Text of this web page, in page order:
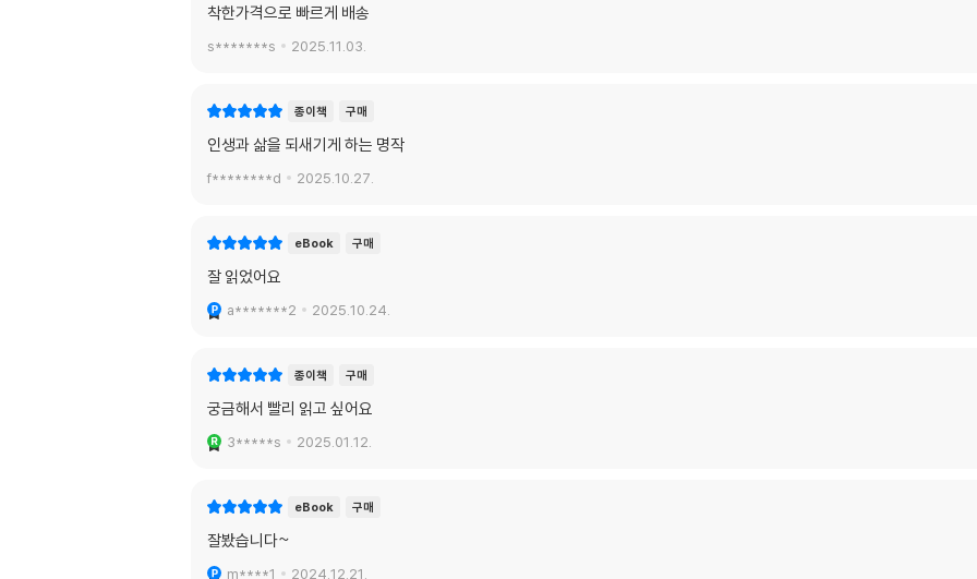
착한가격으로 빠르게 배송
s*******s 2025.11.03.
종이책 구매
인생과 삶을 되새기게 하는 명작
f********d 2025.10.27.
eBook 구매
잘 읽었어요
a*******2 2025.10.24.
종이책 구매
궁금해서 빨리 읽고 싶어요
3*****s 2025.01.12.
eBook 구매
잘봤습니다~
m****1 2024.12.21.